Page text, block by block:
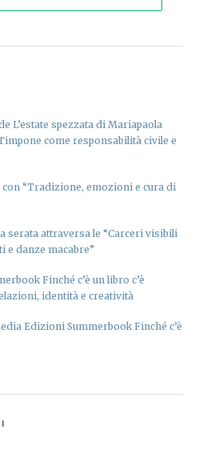
L’estate spezzata di Mariapaola
come responsabilità civile e
“Tradizione, emozioni e cura di
serata attraversa le “Carceri visibili
e danze macabre”
Finché c’è un libro c’è
identità e creatività
Edizioni Summerbook Finché c’è